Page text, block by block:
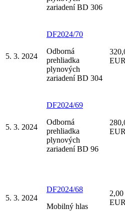
zariadení BD 306
5. 3. 2024
DF2024/70
Odborná
prehliadka
plynových
zariadení BD 304
EUR
5. 3. 2024
DF2024/69
Odborná
prehliadka
plynových
zariadení BD 96
EUR
5. 3. 2024
DF2024/68
Mobilný hlas
2,00
EUR